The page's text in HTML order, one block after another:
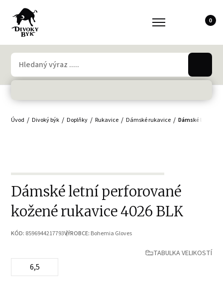
0
Úvod Divoký býk Doplňky Rukavice Dámské rukavice Dámské letní
Dámské letní perforované
kožené rukavice 4026 BLK
KÓD: 8596944217793VÝROBCE: Bohemia Gloves
TABULKA VELIKOSTÍ
6,5